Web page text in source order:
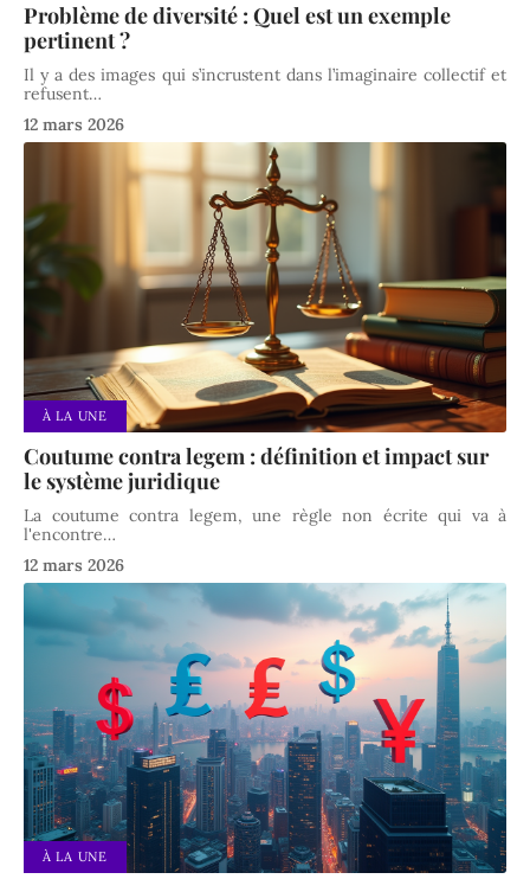
Problème de diversité : Quel est un exemple
pertinent ?
Il y a des images qui s’incrustent dans l’imaginaire collectif et
refusent…
12 mars 2026
À LA UNE
Coutume contra legem : définition et impact sur
le système juridique
La coutume contra legem, une règle non écrite qui va à
l'encontre…
12 mars 2026
À LA UNE